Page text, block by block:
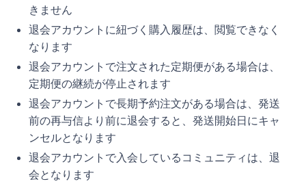
きません
退会アカウントに紐づく購入履歴は、閲覧できなく
なります
退会アカウントで注文された定期便がある場合は、
定期便の継続が停止されます
退会アカウントで長期予約注文がある場合は、発送
前の再与信より前に退会すると、発送開始日にキャ
ンセルとなります
退会アカウントで入会しているコミュニティは、退
会となります